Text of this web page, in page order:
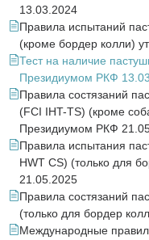
13.03.2024
Правила испытаний
(кроме бордер колли)
Тест на наличие
Президиумом РКФ
Правила состязаний
(FCI IHT-TS) (кроме
Президиумом РКФ
Правила испытания
HWT CS) (только для
21.05.2025
Правила состязаний
(только для бордер
Международные